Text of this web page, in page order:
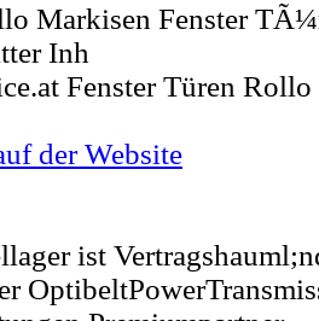
Markisen Fenster
Inh
Fenster Türen
der Website
ist